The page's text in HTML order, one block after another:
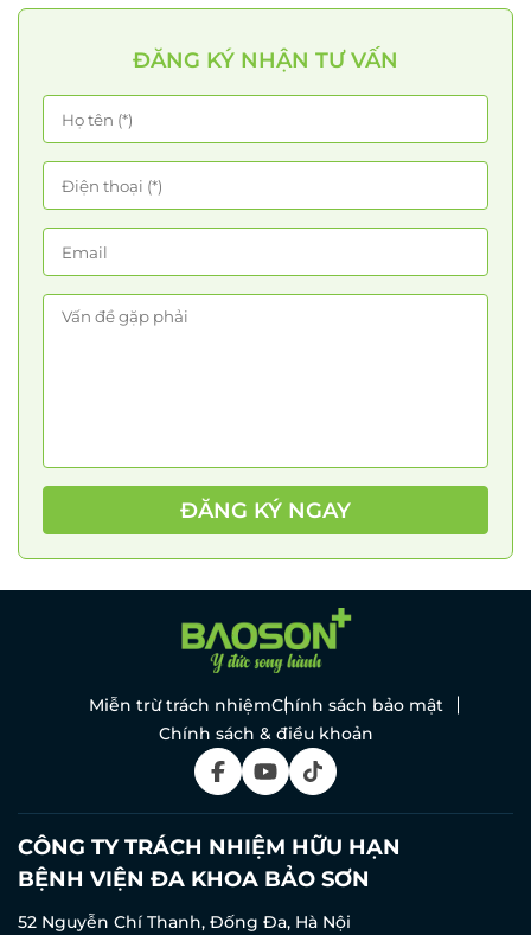
ĐĂNG KÝ NHẬN TƯ VẤN
ĐĂNG KÝ NGAY
Miễn trừ trách nhiệmChính sách bảo mật
Chính sách & điều khoản
CÔNG TY TRÁCH NHIỆM HỮU HẠN
BỆNH VIỆN ĐA KHOA BẢO SƠN
52 Nguyễn Chí Thanh, Đống Đa, Hà Nội